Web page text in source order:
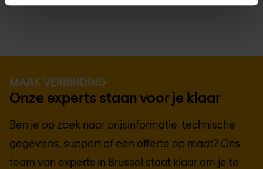
MAAK VERBINDING
Onze experts staan voor je klaar
Ben je op zoek naar prijsinformatie, technische
gegevens, support of een offerte op maat? Ons
team van experts in Brussel staat klaar om je te